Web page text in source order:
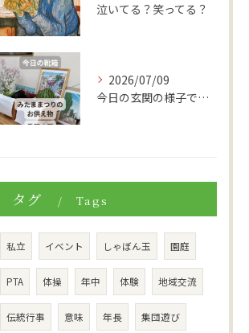
泣いてる？笑ってる？
2026/07/09
今日の玄関の様子です。
タグ Tags
私立 イベント しゃぼん玉 園庭
PTA 体操 年中 体験 地域交流
伝統行事 意味 年長 集団遊び